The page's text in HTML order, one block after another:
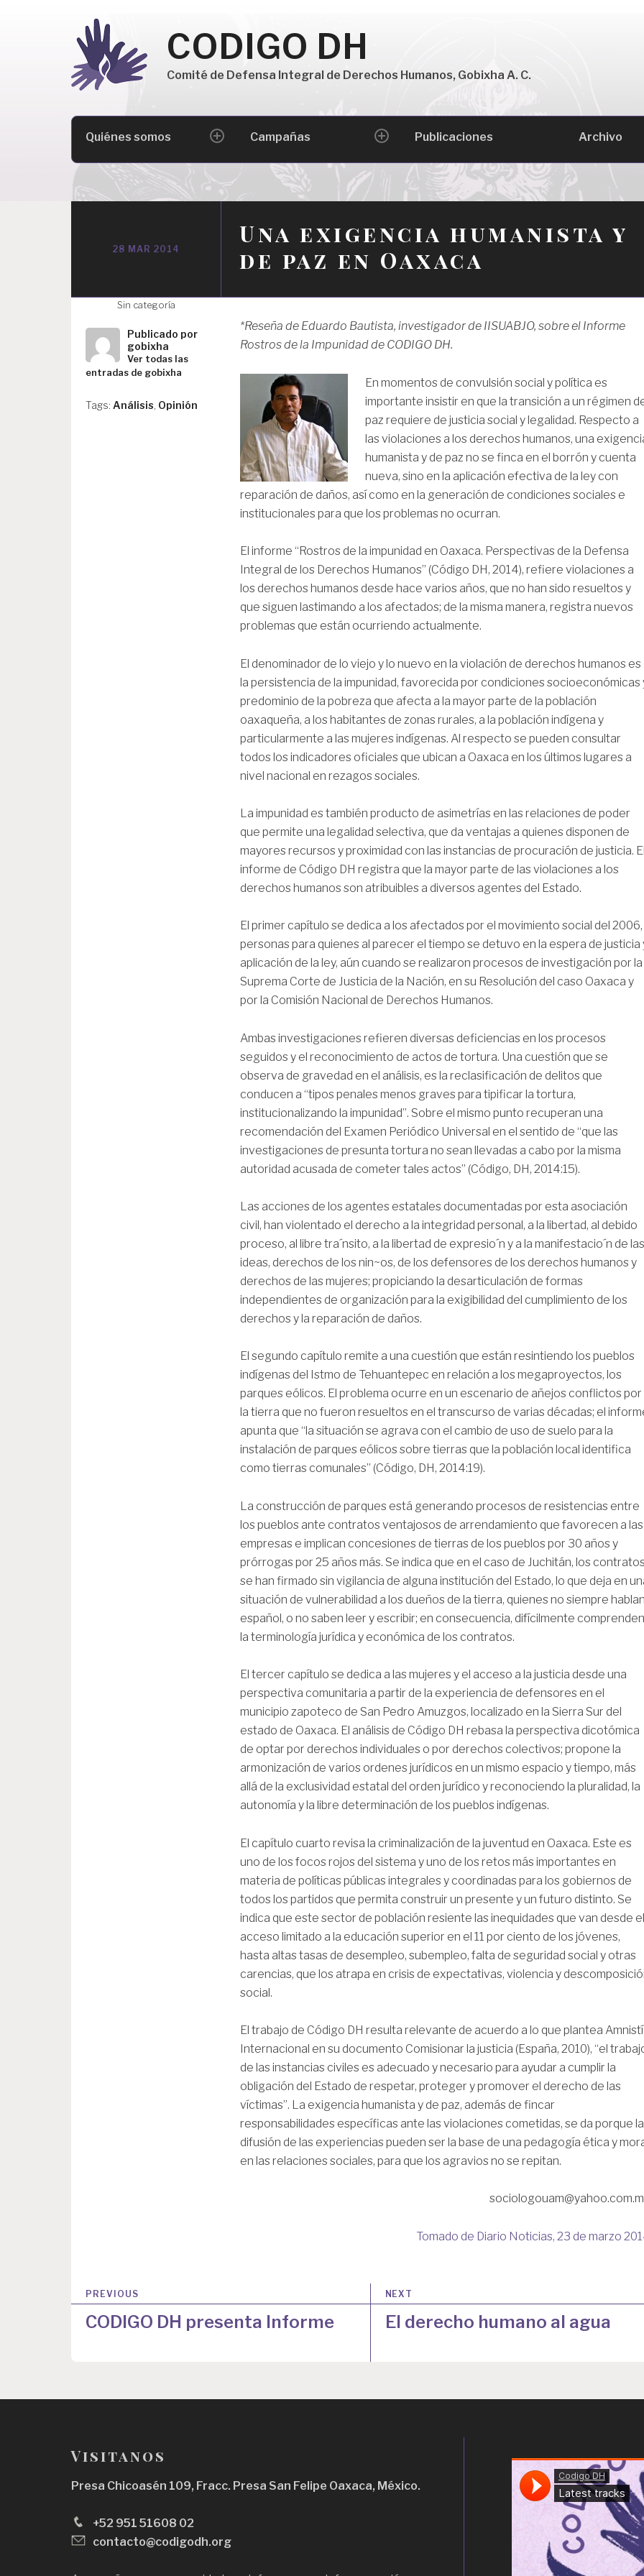
CODIGO DH
Comité de Defensa Integral de Derechos Humanos, Gobixha A. C.
Quiénes somos
expand
menu
Campañas
expand
menu
Publicaciones Archivo
Una exigencia humanista y
de paz en Oaxaca
28 MAR 2014
*Reseña de Eduardo Bautista, investigador de IISUABJO, sobre el Informe
Rostros de la Impunidad de CODIGO DH.
En momentos de convulsión social y política es
importante insistir en que la transición a un régimen
paz requiere de justicia social y legalidad. Respecto a
las violaciones a los derechos humanos, una
humanista y de paz no se finca en el borrón y cuenta
nueva, sino en la aplicación efectiva de la ley con
reparación de daños, así como en la generación de condiciones sociales e
institucionales para que los problemas no ocurran.
El informe “Rostros de la impunidad en Oaxaca. Perspectivas de la Defensa
Integral de los Derechos Humanos” (Código DH, 2014), refiere violaciones a
los derechos humanos desde hace varios años, que no han sido resueltos y
que siguen lastimando a los afectados; de la misma manera, registra nuevos
problemas que están ocurriendo actualmente.
El denominador de lo viejo y lo nuevo en la violación de derechos humanos es
la persistencia de la impunidad, favorecida por condiciones socioeconómicas
predominio de la pobreza que afecta a la mayor parte de la población
oaxaqueña, a los habitantes de zonas rurales, a la población indígena y
particularmente a las mujeres indígenas. Al respecto se pueden consultar
todos los indicadores oficiales que ubican a Oaxaca en los últimos lugares a
nivel nacional en rezagos sociales.
La impunidad es también producto de asimetrías en las relaciones de poder
que permite una legalidad selectiva, que da ventajas a quienes disponen de
mayores recursos y proximidad con las instancias de procuración de justicia.
informe de Código DH registra que la mayor parte de las violaciones a los
derechos humanos son atribuibles a diversos agentes del Estado.
El primer capítulo se dedica a los afectados por el movimiento social del 2006,
personas para quienes al parecer el tiempo se detuvo en la espera de justicia
aplicación de la ley, aún cuando se realizaron procesos de investigación por la
Suprema Corte de Justicia de la Nación, en su Resolución del caso Oaxaca y
por la Comisión Nacional de Derechos Humanos.
Ambas investigaciones refieren diversas deficiencias en los procesos
seguidos y el reconocimiento de actos de tortura. Una cuestión que se
observa de gravedad en el análisis, es la reclasificación de delitos que
conducen a “tipos penales menos graves para tipificar la tortura,
institucionalizando la impunidad”. Sobre el mismo punto recuperan una
recomendación del Examen Periódico Universal en el sentido de “que las
investigaciones de presunta tortura no sean llevadas a cabo por la misma
autoridad acusada de cometer tales actos” (Código, DH, 2014:15).
Las acciones de los agentes estatales documentadas por esta asociación
civil, han violentado el derecho a la integridad personal, a la libertad, al debido
proceso, al libre tra´nsito, a la libertad de expresio´n y a la manifestacio´n de
ideas, derechos de los nin~os, de los defensores de los derechos humanos y
derechos de las mujeres; propiciando la desarticulación de formas
independientes de organización para la exigibilidad del cumplimiento de los
derechos y la reparación de daños.
El segundo capítulo remite a una cuestión que están resintiendo los pueblos
indígenas del Istmo de Tehuantepec en relación a los megaproyectos, los
parques eólicos. El problema ocurre en un escenario de añejos conflictos por
la tierra que no fueron resueltos en el transcurso de varias décadas; el
apunta que “la situación se agrava con el cambio de uso de suelo para la
instalación de parques eólicos sobre tierras que la población local identifica
como tierras comunales” (Código, DH, 2014:19).
La construcción de parques está generando procesos de resistencias entre
los pueblos ante contratos ventajosos de arrendamiento que favorecen a las
empresas e implican concesiones de tierras de los pueblos por 30 años y
prórrogas por 25 años más. Se indica que en el caso de Juchitán, los
se han firmado sin vigilancia de alguna institución del Estado, lo que deja en
situación de vulnerabilidad a los dueños de la tierra, quienes no siempre
español, o no saben leer y escribir; en consecuencia, difícilmente
la terminología jurídica y económica de los contratos.
El tercer capítulo se dedica a las mujeres y el acceso a la justicia desde una
perspectiva comunitaria a partir de la experiencia de defensores en el
municipio zapoteco de San Pedro Amuzgos, localizado en la Sierra Sur del
estado de Oaxaca. El análisis de Código DH rebasa la perspectiva dicotómica
de optar por derechos individuales o por derechos colectivos; propone la
armonización de varios ordenes jurídicos en un mismo espacio y tiempo, más
allá de la exclusividad estatal del orden jurídico y reconociendo la pluralidad, la
autonomía y la libre determinación de los pueblos indígenas.
El capítulo cuarto revisa la criminalización de la juventud en Oaxaca. Este es
uno de los focos rojos del sistema y uno de los retos más importantes en
materia de políticas públicas integrales y coordinadas para los gobiernos de
todos los partidos que permita construir un presente y un futuro distinto. Se
indica que este sector de población resiente las inequidades que van desde
acceso limitado a la educación superior en el 11 por ciento de los jóvenes,
hasta altas tasas de desempleo, subempleo, falta de seguridad social y otras
carencias, que los atrapa en crisis de expectativas, violencia y
social.
El trabajo de Código DH resulta relevante de acuerdo a lo que plantea
Internacional en su documento Comisionar la justicia (España, 2010), “el
de las instancias civiles es adecuado y necesario para ayudar a cumplir la
obligación del Estado de respetar, proteger y promover el derecho de las
víctimas”. La exigencia humanista y de paz, además de fincar
responsabilidades específicas ante las violaciones cometidas, se da porque la
difusión de las experiencias pueden ser la base de una pedagogía ética y
en las relaciones sociales, para que los agravios no se repitan.
Tomado de Diario Noticias, 23 de marzo
Sin categoría
Publicado por
gobixha
Ver todas las
entradas de gobixha
Tags: Análisis, Opinión
N
i
ó
d
PREVIOUS
CODIGO DH presenta Informe
NEXT
El derecho humano al agua
Visitanos
Presa Chicoasén 109, Fracc. Presa San Felipe Oaxaca, México.
+52 951 51608 02
contacto@codigodh.org